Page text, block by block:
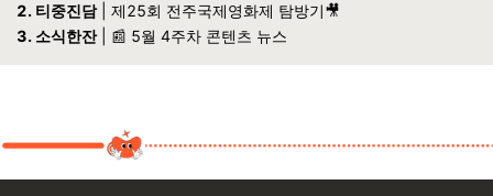
2. 티중진담| 제25회 전주국제영화제 탐방기🎥
3. 소식한잔| 📰 5월 4주차 콘텐츠 뉴스